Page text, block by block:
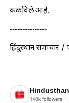
कळविले आहे.
---------------
हिंदुस्थान समाचार
148k followers